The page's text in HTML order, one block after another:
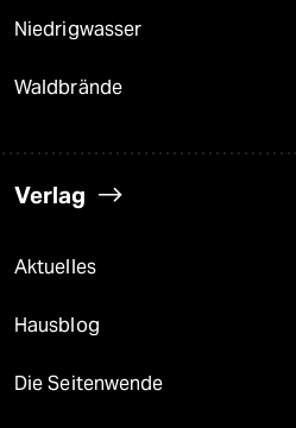
Niedrigwasser
Waldbrände
Verlag
Aktuelles
Hausblog
Die Seitenwende